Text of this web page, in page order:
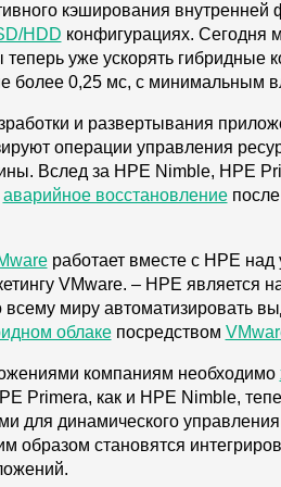
кэширования внутренней
HDD конфигурациях. Сегодня
уже ускорять гибридные
более 0,25 мс, с минимальным
и развертывания
операции управления
Вслед за HPE Nimble, HPE
аварийное восстановлениепосле
работает вместе с HPE
VMware. – HPE
миру автоматизировать
облакепосредством
компаниям необходимо
Primera, как и HPE Nimble,
для динамического
образом становятся